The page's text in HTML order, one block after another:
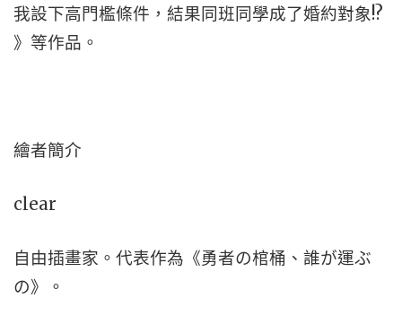
我設下高門檻條件，結果同班同學成了婚約對象!?
》等作品。
繪者簡介
clear
自由插畫家。代表作為《勇者の棺桶、誰が運ぶ
の》。